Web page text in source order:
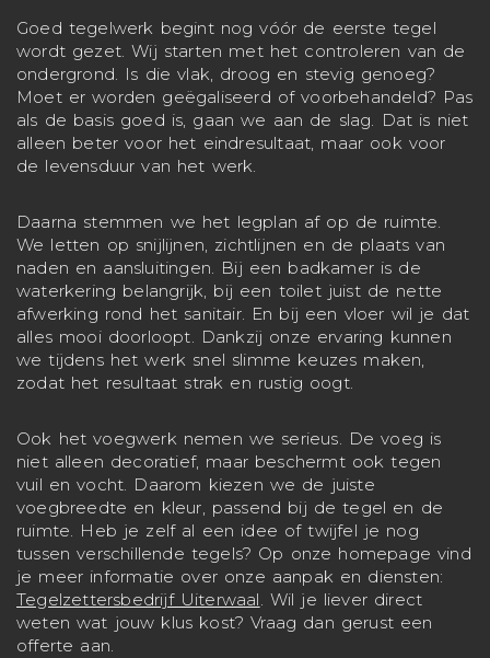
Goed tegelwerk begint nog vóór de eerste tegel
wordt gezet. Wij starten met het controleren van de
ondergrond. Is die vlak, droog en stevig genoeg?
Moet er worden geëgaliseerd of voorbehandeld? Pas
als de basis goed is, gaan we aan de slag. Dat is niet
alleen beter voor het eindresultaat, maar ook voor
de levensduur van het werk.
Daarna stemmen we het legplan af op de ruimte.
We letten op snijlijnen, zichtlijnen en de plaats van
naden en aansluitingen. Bij een badkamer is de
waterkering belangrijk, bij een toilet juist de nette
afwerking rond het sanitair. En bij een vloer wil je dat
alles mooi doorloopt. Dankzij onze ervaring kunnen
we tijdens het werk snel slimme keuzes maken,
zodat het resultaat strak en rustig oogt.
Ook het voegwerk nemen we serieus. De voeg is
niet alleen decoratief, maar beschermt ook tegen
vuil en vocht. Daarom kiezen we de juiste
voegbreedte en kleur, passend bij de tegel en de
ruimte. Heb je zelf al een idee of twijfel je nog
tussen verschillende tegels? Op onze homepage vind
je meer informatie over onze aanpak en diensten:
Tegelzettersbedrijf Uiterwaal. Wil je liever direct
weten wat jouw klus kost? Vraag dan gerust een
offerte aan.